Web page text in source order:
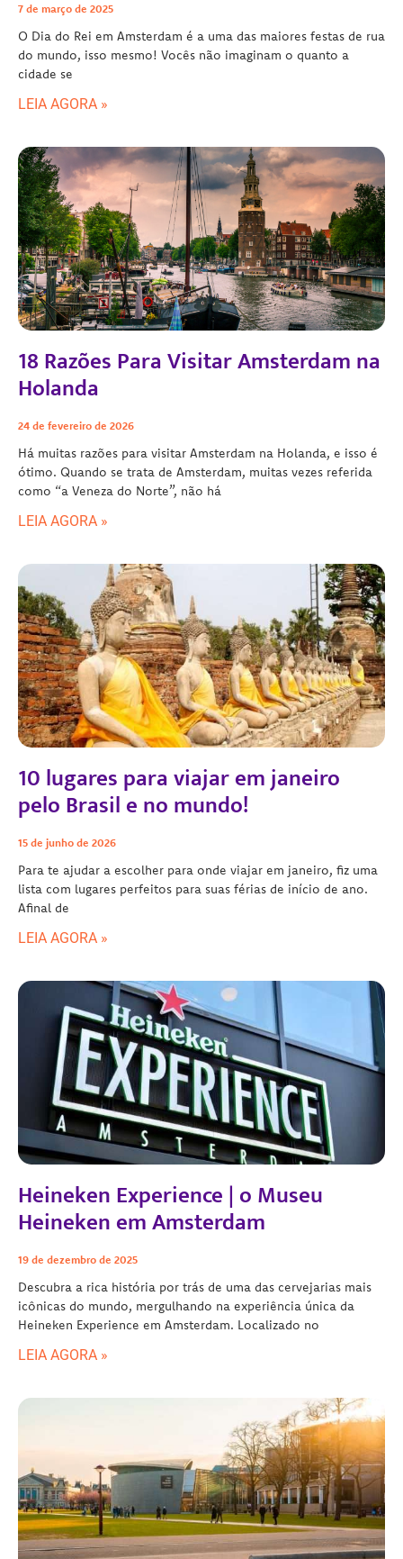
7 de março de 2025
O Dia do Rei em Amsterdam é a uma das maiores festas de rua
do mundo, isso mesmo! Vocês não imaginam o quanto a
cidade se
LEIA AGORA »
18 Razões Para Visitar Amsterdam na
Holanda
24 de fevereiro de 2026
Há muitas razões para visitar Amsterdam na Holanda, e isso é
ótimo. Quando se trata de Amsterdam, muitas vezes referida
como “a Veneza do Norte”, não há
LEIA AGORA »
10 lugares para viajar em janeiro
pelo Brasil e no mundo!
15 de junho de 2026
Para te ajudar a escolher para onde viajar em janeiro, fiz uma
lista com lugares perfeitos para suas férias de início de ano.
Afinal de
LEIA AGORA »
Heineken Experience | o Museu
Heineken em Amsterdam
19 de dezembro de 2025
Descubra a rica história por trás de uma das cervejarias mais
icônicas do mundo, mergulhando na experiência única da
Heineken Experience em Amsterdam. Localizado no
LEIA AGORA »